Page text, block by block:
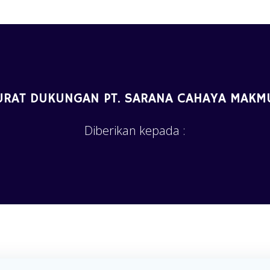
DUKUNGAN PT. SARANA CAHAYA
Diberikan kepada :